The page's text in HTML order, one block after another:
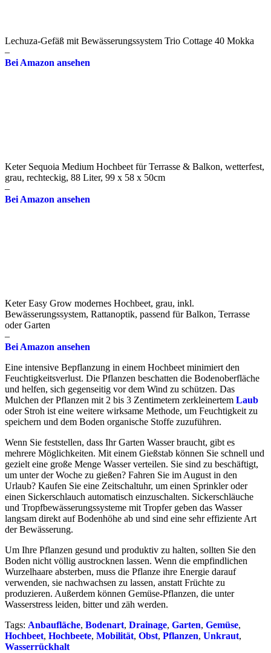
Lechuza-Gefäß mit Bewässerungssystem Trio Cottage 40 Mokka
–
Bei Amazon ansehen
Keter Sequoia Medium Hochbeet für Terrasse & Balkon, wetterfest,
grau, rechteckig, 88 Liter, 99 x 58 x 50cm
–
Bei Amazon ansehen
Keter Easy Grow modernes Hochbeet, grau, inkl.
Bewässerungssystem, Rattanoptik, passend für Balkon, Terrasse
oder Garten
–
Bei Amazon ansehen
Eine intensive Bepflanzung in einem Hochbeet minimiert den
Feuchtigkeitsverlust. Die Pflanzen beschatten die Bodenoberfläche
und helfen, sich gegenseitig vor dem Wind zu schützen. Das
Mulchen der Pflanzen mit 2 bis 3 Zentimetern zerkleinertem Laub
oder Stroh ist eine weitere wirksame Methode, um Feuchtigkeit zu
speichern und dem Boden organische Stoffe zuzuführen.
Wenn Sie feststellen, dass Ihr Garten Wasser braucht, gibt es
mehrere Möglichkeiten. Mit einem Gießstab können Sie schnell und
gezielt eine große Menge Wasser verteilen. Sie sind zu beschäftigt,
um unter der Woche zu gießen? Fahren Sie im August in den
Urlaub? Kaufen Sie eine Zeitschaltuhr, um einen Sprinkler oder
einen Sickerschlauch automatisch einzuschalten. Sickerschläuche
und Tropfbewässerungssysteme mit Tropfer geben das Wasser
langsam direkt auf Bodenhöhe ab und sind eine sehr effiziente Art
der Bewässerung.
Um Ihre Pflanzen gesund und produktiv zu halten, sollten Sie den
Boden nicht völlig austrocknen lassen. Wenn die empfindlichen
Wurzelhaare absterben, muss die Pflanze ihre Energie darauf
verwenden, sie nachwachsen zu lassen, anstatt Früchte zu
produzieren. Außerdem können Gemüse-Pflanzen, die unter
Wasserstress leiden, bitter und zäh werden.
Tags: Anbaufläche, Bodenart, Drainage, Garten, Gemüse,
Hochbeet, Hochbeete, Mobilität, Obst, Pflanzen, Unkraut,
Wasserrückhalt